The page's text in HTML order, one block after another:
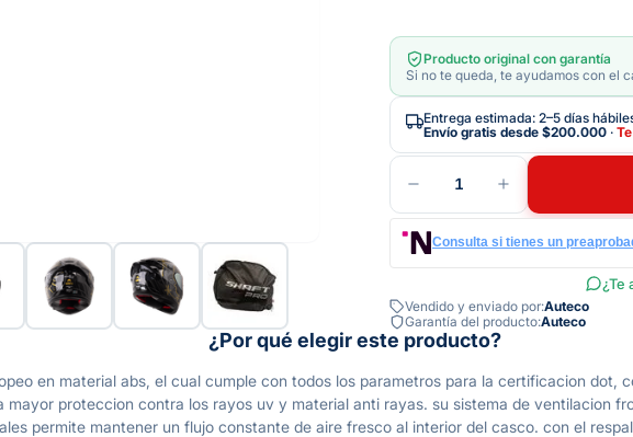
Producto original con garantía
Si no te queda, te ayudamos con el
Entrega estimada: 2–5 días
Envío gratis desde $200.000 ·
1
Consulta si tienes un
¿Te
Vendido y enviado por:Auteco
Garantía del producto:Auteco
¿Por qué elegir este producto?
en material abs, el cual cumple con todos los parametros para la certificacion dot,
proteccion contra los rayos uv y material anti rayas. su sistema de ventilacion
permite mantener un flujo constante de aire fresco al interior del casco. con el